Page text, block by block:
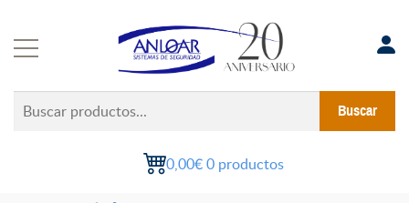
contenido
Buscar
productos...
Buscar
0,00€0 productos